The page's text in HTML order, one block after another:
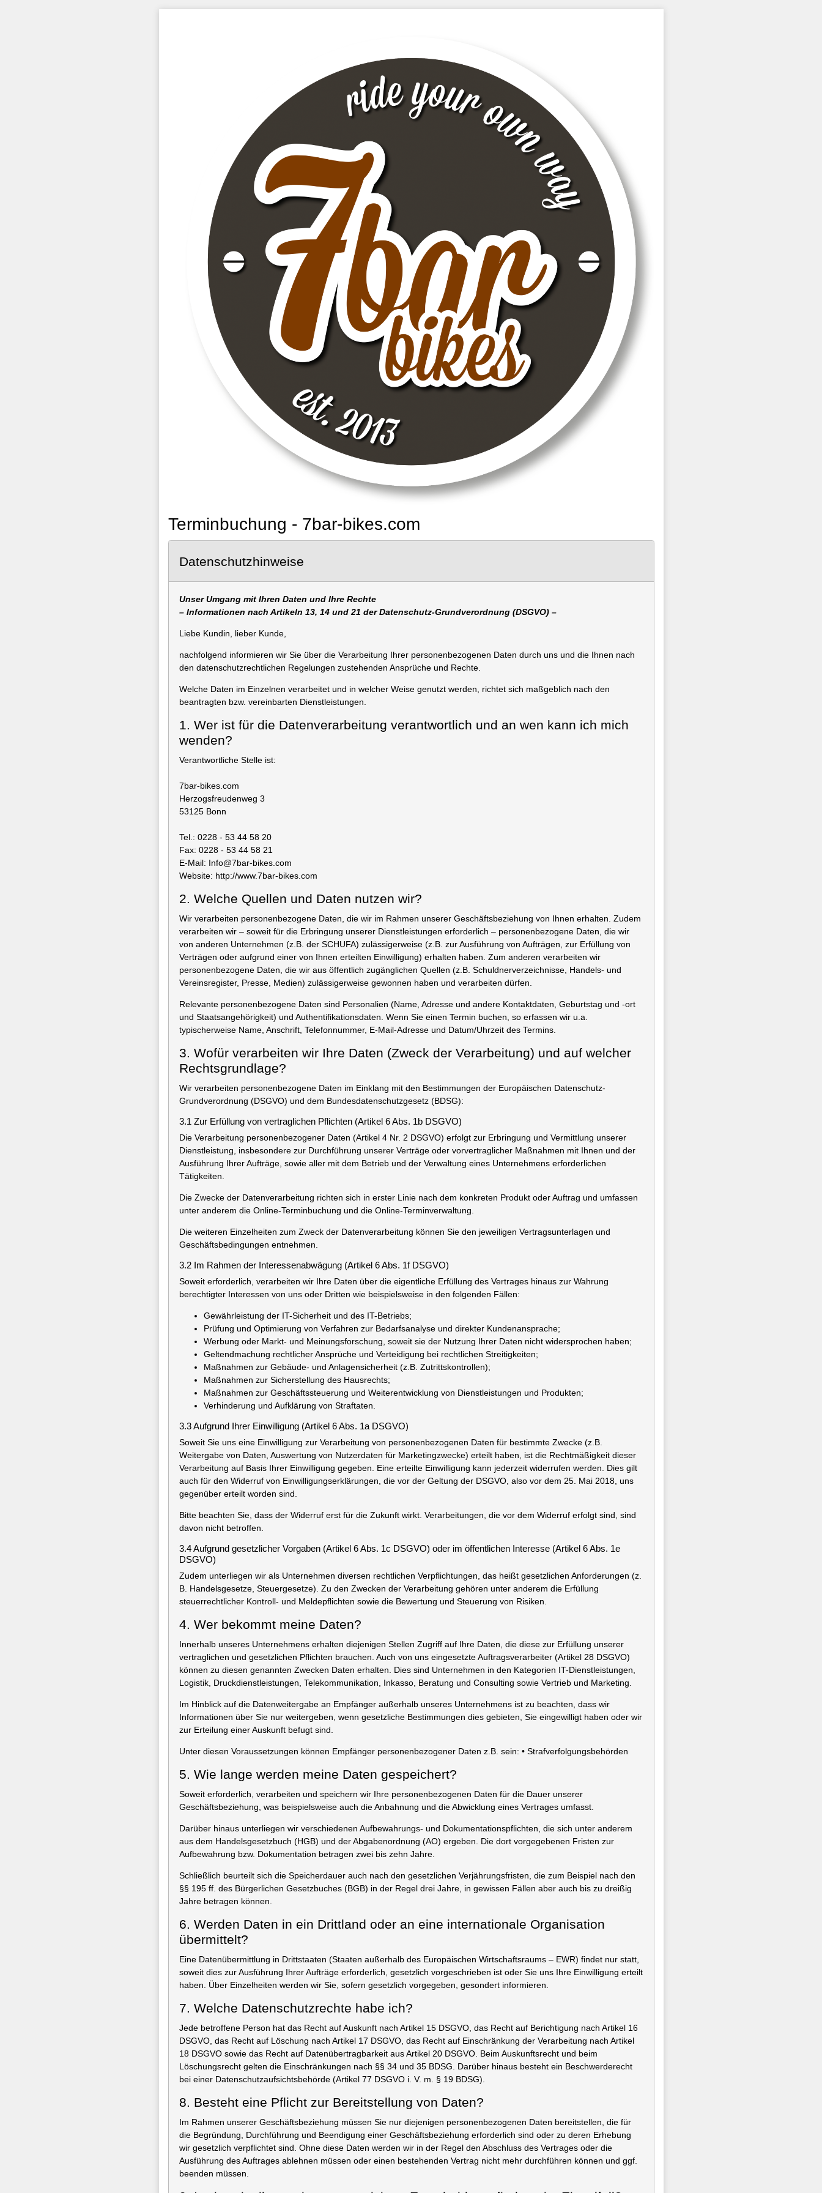
Terminbuchung - 7bar-bikes.com
Datenschutzhinweise
Unser Umgang mit Ihren Daten und Ihre Rechte
– Informationen nach Artikeln 13, 14 und 21 der Datenschutz-Grundverordnung (DSGVO) –
Liebe Kundin, lieber Kunde,
nachfolgend informieren wir Sie über die Verarbeitung Ihrer personenbezogenen Daten durch uns und die Ihnen nach
den datenschutzrechtlichen Regelungen zustehenden Ansprüche und Rechte.
Welche Daten im Einzelnen verarbeitet und in welcher Weise genutzt werden, richtet sich maßgeblich nach den
beantragten bzw. vereinbarten Dienstleistungen.
1. Wer ist für die Datenverarbeitung verantwortlich und an wen kann ich mich
wenden?
Verantwortliche Stelle ist:
7bar-bikes.com
Herzogsfreudenweg 3
53125 Bonn
Tel.: 0228 - 53 44 58 20
Fax: 0228 - 53 44 58 21
E-Mail: Info@7bar-bikes.com
Website: http://www.7bar-bikes.com
2. Welche Quellen und Daten nutzen wir?
Wir verarbeiten personenbezogene Daten, die wir im Rahmen unserer Geschäftsbeziehung von Ihnen erhalten. Zudem
verarbeiten wir – soweit für die Erbringung unserer Dienstleistungen erforderlich – personenbezogene Daten, die wir
von anderen Unternehmen (z.B. der SCHUFA) zulässigerweise (z.B. zur Ausführung von Aufträgen, zur Erfüllung von
Verträgen oder aufgrund einer von Ihnen erteilten Einwilligung) erhalten haben. Zum anderen verarbeiten wir
personenbezogene Daten, die wir aus öffentlich zugänglichen Quellen (z.B. Schuldnerverzeichnisse, Handels- und
Vereinsregister, Presse, Medien) zulässigerweise gewonnen haben und verarbeiten dürfen.
Relevante personenbezogene Daten sind Personalien (Name, Adresse und andere Kontaktdaten, Geburtstag und -ort
und Staatsangehörigkeit) und Authentifikationsdaten. Wenn Sie einen Termin buchen, so erfassen wir u.a.
typischerweise Name, Anschrift, Telefonnummer, E-Mail-Adresse und Datum/Uhrzeit des Termins.
3. Wofür verarbeiten wir Ihre Daten (Zweck der Verarbeitung) und auf welcher
Rechtsgrundlage?
Wir verarbeiten personenbezogene Daten im Einklang mit den Bestimmungen der Europäischen Datenschutz-
Grundverordnung (DSGVO) und dem Bundesdatenschutzgesetz (BDSG):
3.1 Zur Erfüllung von vertraglichen Pflichten (Artikel 6 Abs. 1b DSGVO)
Die Verarbeitung personenbezogener Daten (Artikel 4 Nr. 2 DSGVO) erfolgt zur Erbringung und Vermittlung unserer
Dienstleistung, insbesondere zur Durchführung unserer Verträge oder vorvertraglicher Maßnahmen mit Ihnen und der
Ausführung Ihrer Aufträge, sowie aller mit dem Betrieb und der Verwaltung eines Unternehmens erforderlichen
Tätigkeiten.
Die Zwecke der Datenverarbeitung richten sich in erster Linie nach dem konkreten Produkt oder Auftrag und umfassen
unter anderem die Online-Terminbuchung und die Online-Terminverwaltung.
Die weiteren Einzelheiten zum Zweck der Datenverarbeitung können Sie den jeweiligen Vertragsunterlagen und
Geschäftsbedingungen entnehmen.
3.2 Im Rahmen der Interessenabwägung (Artikel 6 Abs. 1f DSGVO)
Soweit erforderlich, verarbeiten wir Ihre Daten über die eigentliche Erfüllung des Vertrages hinaus zur Wahrung
berechtigter Interessen von uns oder Dritten wie beispielsweise in den folgenden Fällen:
Gewährleistung der IT-Sicherheit und des IT-Betriebs;
Prüfung und Optimierung von Verfahren zur Bedarfsanalyse und direkter Kundenansprache;
Werbung oder Markt- und Meinungsforschung, soweit sie der Nutzung Ihrer Daten nicht widersprochen haben;
Geltendmachung rechtlicher Ansprüche und Verteidigung bei rechtlichen Streitigkeiten;
Maßnahmen zur Gebäude- und Anlagensicherheit (z.B. Zutrittskontrollen);
Maßnahmen zur Sicherstellung des Hausrechts;
Maßnahmen zur Geschäftssteuerung und Weiterentwicklung von Dienstleistungen und Produkten;
Verhinderung und Aufklärung von Straftaten.
3.3 Aufgrund Ihrer Einwilligung (Artikel 6 Abs. 1a DSGVO)
Soweit Sie uns eine Einwilligung zur Verarbeitung von personenbezogenen Daten für bestimmte Zwecke (z.B.
Weitergabe von Daten, Auswertung von Nutzerdaten für Marketingzwecke) erteilt haben, ist die Rechtmäßigkeit dieser
Verarbeitung auf Basis Ihrer Einwilligung gegeben. Eine erteilte Einwilligung kann jederzeit widerrufen werden. Dies gilt
auch für den Widerruf von Einwilligungserklärungen, die vor der Geltung der DSGVO, also vor dem 25. Mai 2018, uns
gegenüber erteilt worden sind.
Bitte beachten Sie, dass der Widerruf erst für die Zukunft wirkt. Verarbeitungen, die vor dem Widerruf erfolgt sind, sind
davon nicht betroffen.
3.4 Aufgrund gesetzlicher Vorgaben (Artikel 6 Abs. 1c DSGVO) oder im öffentlichen Interesse (Artikel 6 Abs. 1e
DSGVO)
Zudem unterliegen wir als Unternehmen diversen rechtlichen Verpflichtungen, das heißt gesetzlichen Anforderungen (z.
B. Handelsgesetze, Steuergesetze). Zu den Zwecken der Verarbeitung gehören unter anderem die Erfüllung
steuerrechtlicher Kontroll- und Meldepflichten sowie die Bewertung und Steuerung von Risiken.
4. Wer bekommt meine Daten?
Innerhalb unseres Unternehmens erhalten diejenigen Stellen Zugriff auf Ihre Daten, die diese zur Erfüllung unserer
vertraglichen und gesetzlichen Pflichten brauchen. Auch von uns eingesetzte Auftragsverarbeiter (Artikel 28 DSGVO)
können zu diesen genannten Zwecken Daten erhalten. Dies sind Unternehmen in den Kategorien IT-Dienstleistungen,
Logistik, Druckdienstleistungen, Telekommunikation, Inkasso, Beratung und Consulting sowie Vertrieb und Marketing.
Im Hinblick auf die Datenweitergabe an Empfänger außerhalb unseres Unternehmens ist zu beachten, dass wir
Informationen über Sie nur weitergeben, wenn gesetzliche Bestimmungen dies gebieten, Sie eingewilligt haben oder wir
zur Erteilung einer Auskunft befugt sind.
Unter diesen Voraussetzungen können Empfänger personenbezogener Daten z.B. sein: • Strafverfolgungsbehörden
5. Wie lange werden meine Daten gespeichert?
Soweit erforderlich, verarbeiten und speichern wir Ihre personenbezogenen Daten für die Dauer unserer
Geschäftsbeziehung, was beispielsweise auch die Anbahnung und die Abwicklung eines Vertrages umfasst.
Darüber hinaus unterliegen wir verschiedenen Aufbewahrungs- und Dokumentationspflichten, die sich unter anderem
aus dem Handelsgesetzbuch (HGB) und der Abgabenordnung (AO) ergeben. Die dort vorgegebenen Fristen zur
Aufbewahrung bzw. Dokumentation betragen zwei bis zehn Jahre.
Schließlich beurteilt sich die Speicherdauer auch nach den gesetzlichen Verjährungsfristen, die zum Beispiel nach den
§§ 195 ff. des Bürgerlichen Gesetzbuches (BGB) in der Regel drei Jahre, in gewissen Fällen aber auch bis zu dreißig
Jahre betragen können.
6. Werden Daten in ein Drittland oder an eine internationale Organisation
übermittelt?
Eine Datenübermittlung in Drittstaaten (Staaten außerhalb des Europäischen Wirtschaftsraums – EWR) findet nur statt,
soweit dies zur Ausführung Ihrer Aufträge erforderlich, gesetzlich vorgeschrieben ist oder Sie uns Ihre Einwilligung erteilt
haben. Über Einzelheiten werden wir Sie, sofern gesetzlich vorgegeben, gesondert informieren.
7. Welche Datenschutzrechte habe ich?
Jede betroffene Person hat das Recht auf Auskunft nach Artikel 15 DSGVO, das Recht auf Berichtigung nach Artikel 16
DSGVO, das Recht auf Löschung nach Artikel 17 DSGVO, das Recht auf Einschränkung der Verarbeitung nach Artikel
18 DSGVO sowie das Recht auf Datenübertragbarkeit aus Artikel 20 DSGVO. Beim Auskunftsrecht und beim
Löschungsrecht gelten die Einschränkungen nach §§ 34 und 35 BDSG. Darüber hinaus besteht ein Beschwerderecht
bei einer Datenschutzaufsichtsbehörde (Artikel 77 DSGVO i. V. m. § 19 BDSG).
8. Besteht eine Pflicht zur Bereitstellung von Daten?
Im Rahmen unserer Geschäftsbeziehung müssen Sie nur diejenigen personenbezogenen Daten bereitstellen, die für
die Begründung, Durchführung und Beendigung einer Geschäftsbeziehung erforderlich sind oder zu deren Erhebung
wir gesetzlich verpflichtet sind. Ohne diese Daten werden wir in der Regel den Abschluss des Vertrages oder die
Ausführung des Auftrages ablehnen müssen oder einen bestehenden Vertrag nicht mehr durchführen können und ggf.
beenden müssen.